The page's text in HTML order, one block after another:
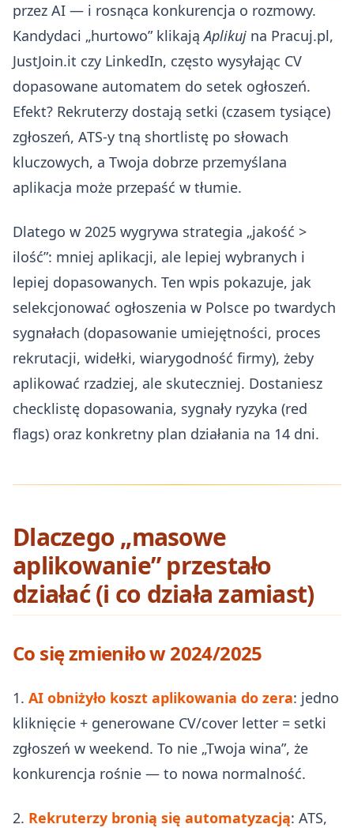
przez AI — i rosnąca konkurencja o rozmowy.
Kandydaci „hurtowo” klikająAplikuj na Pracuj.pl,
JustJoin.it czy LinkedIn, często wysyłając CV
dopasowane automatem do setek ogłoszeń.
Efekt? Rekruterzy dostają setki (czasem tysiące)
zgłoszeń, ATS-y tną shortlistę po słowach
kluczowych, a Twoja dobrze przemyślana
aplikacja może przepaść w tłumie.
Dlatego w 2025 wygrywa strategia „jakość >
ilość”: mniej aplikacji, ale lepiej wybranych i
lepiej dopasowanych. Ten wpis pokazuje, jak
selekcjonować ogłoszenia w Polsce po twardych
sygnałach (dopasowanie umiejętności, proces
rekrutacji, widełki, wiarygodność firmy), żeby
aplikować rzadziej, ale skuteczniej. Dostaniesz
checklistę dopasowania, sygnały ryzyka (red
flags) oraz konkretny plan działania na 14 dni.
Dlaczego „masowe
aplikowanie” przestało
działać (i co działa zamiast)
Co się zmieniło w 2024/2025
1. AI obniżyło koszt aplikowania do zera: jedno
kliknięcie + generowane CV/cover letter = setki
zgłoszeń w weekend. To nie „Twoja wina”, że
konkurencja rośnie — to nowa normalność.
2. Rekruterzy bronią się automatyzacją: ATS,